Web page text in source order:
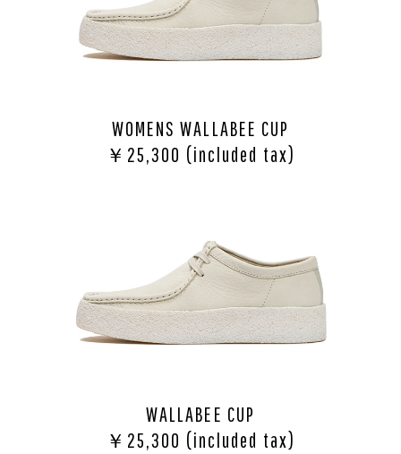
WOMENS WALLABEE CUP
￥25,300 (included tax)
WALLABEE CUP
￥25,300 (included tax)